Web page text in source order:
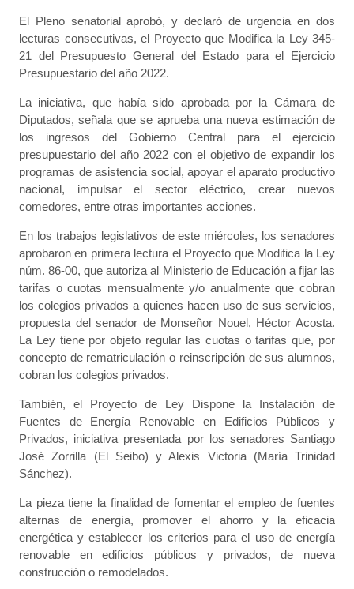
El Pleno senatorial aprobó, y declaró de urgencia en dos
lecturas consecutivas, el Proyecto que Modifica la Ley 345-
21 del Presupuesto General del Estado para el Ejercicio
Presupuestario del año 2022.
La iniciativa, que había sido aprobada por la Cámara de
Diputados, señala que se aprueba una nueva estimación de
los ingresos del Gobierno Central para el ejercicio
presupuestario del año 2022 con el objetivo de expandir los
programas de asistencia social, apoyar el aparato productivo
nacional, impulsar el sector eléctrico, crear nuevos
comedores, entre otras importantes acciones.
En los trabajos legislativos de este miércoles, los senadores
aprobaron en primera lectura el Proyecto que Modifica la Ley
núm. 86-00, que autoriza al Ministerio de Educación a fijar las
tarifas o cuotas mensualmente y/o anualmente que cobran
los colegios privados a quienes hacen uso de sus servicios,
propuesta del senador de Monseñor Nouel, Héctor Acosta.
La Ley tiene por objeto regular las cuotas o tarifas que, por
concepto de rematriculación o reinscripción de sus alumnos,
cobran los colegios privados.
También, el Proyecto de Ley Dispone la Instalación de
Fuentes de Energía Renovable en Edificios Públicos y
Privados, iniciativa presentada por los senadores Santiago
José Zorrilla (El Seibo) y Alexis Victoria (María Trinidad
Sánchez).
La pieza tiene la finalidad de fomentar el empleo de fuentes
alternas de energía, promover el ahorro y la eficacia
energética y establecer los criterios para el uso de energía
renovable en edificios públicos y privados, de nueva
construcción o remodelados.